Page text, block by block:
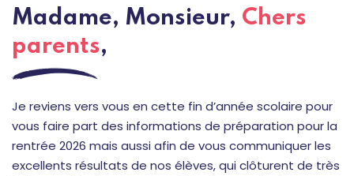
Madame, Monsieur, Chers
parents,
Je reviens vers vous en cette fin d’année scolaire pour
vous faire part des informations de préparation pour la
rentrée 2026 mais aussi afin de vous communiquer les
excellents résultats de nos élèves, qui clôturent de très